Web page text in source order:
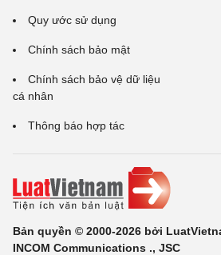
Quy ước sử dụng
Chính sách bảo mật
Chính sách bảo vệ dữ liệu
cá nhân
Thông báo hợp tác
Bản quyền © 2000-2026 bởi
INCOM Communications ., JSC